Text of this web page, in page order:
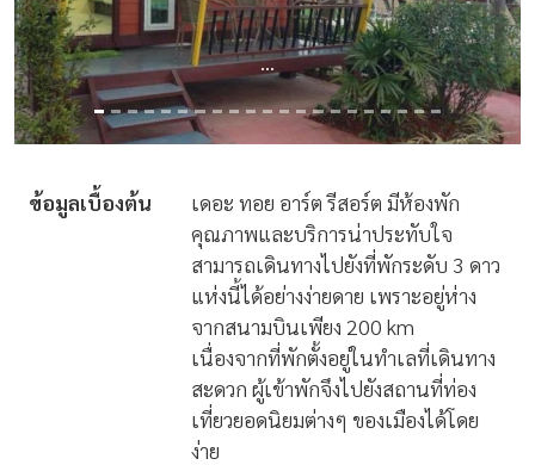
...
ข้อมูลเบื้องต้น
เดอะ ทอย อาร์ต รีสอร์ต มีห้องพัก
คุณภาพและบริการน่าประทับใจ
สามารถเดินทางไปยังที่พักระดับ 3 ดาว
แห่งนี้ได้อย่างง่ายดาย เพราะอยู่ห่าง
จากสนามบินเพียง 200 km
เนื่องจากที่พักตั้งอยู่ในทำเลที่เดินทาง
สะดวก ผู้เข้าพักจึงไปยังสถานที่ท่อง
เที่ยวยอดนิยมต่างๆ ของเมืองได้โดย
ง่าย